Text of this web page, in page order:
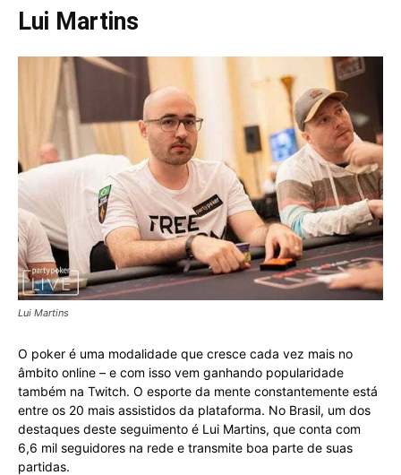
Lui Martins
Lui Martins
O poker é uma modalidade que cresce cada vez mais no
âmbito online – e com isso vem ganhando popularidade
também na Twitch. O esporte da mente constantemente está
entre os 20 mais assistidos da plataforma. No Brasil, um dos
destaques deste seguimento é Lui Martins, que conta com
6,6 mil seguidores na rede e transmite boa parte de suas
partidas.